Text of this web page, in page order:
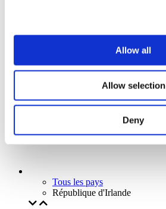
Allow all
Allow selection
Deny
Sans sous-genre
Appliquer
Tous les pays
République d'Irlande